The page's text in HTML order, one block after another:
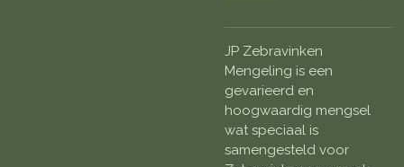
JP Zebravinken
Mengeling is een
gevarieerd en
hoogwaardig mengsel
wat speciaal is
samengesteld voor